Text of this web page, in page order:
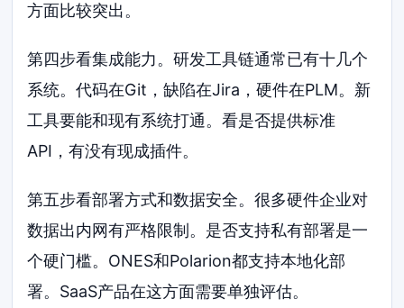
方面比较突出。
第四步看集成能力。研发工具链通常已有十几个
系统。代码在Git，缺陷在Jira，硬件在PLM。新
工具要能和现有系统打通。看是否提供标准
API，有没有现成插件。
第五步看部署方式和数据安全。很多硬件企业对
数据出内网有严格限制。是否支持私有部署是一
个硬门槛。ONES和Polarion都支持本地化部
署。SaaS产品在这方面需要单独评估。